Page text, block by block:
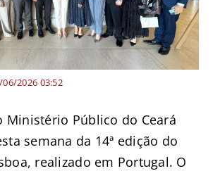
2026 03:52
Ministério Público do Ceará
semana da 14ª edição do
realizado em Portugal. O